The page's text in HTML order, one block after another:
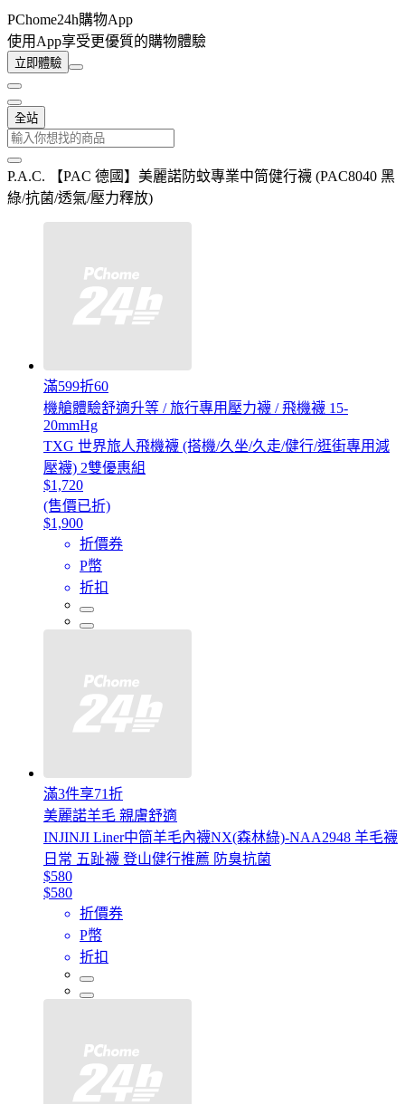
PChome24h購物App
使用App享受更優質的購物體驗
立即體驗
全站
P.A.C. 【PAC 德國】美麗諾防蚊專業中筒健行襪 (PAC8040 黑
綠/抗菌/透氣/壓力釋放)
滿599折60
機艙體驗舒適升等 / 旅行專用壓力襪 / 飛機襪 15-
20mmHg
TXG 世界旅人飛機襪 (搭機/久坐/久走/健行/逛街專用減
壓襪) 2雙優惠組
$1,720
(售價已折)
$1,900
折價券
P幣
折扣
滿3件享71折
美麗諾羊毛 親膚舒適
INJINJI Liner中筒羊毛內襪NX(森林綠)-NAA2948 羊毛襪
日常 五趾襪 登山健行推薦 防臭抗菌
$580
$580
折價券
P幣
折扣